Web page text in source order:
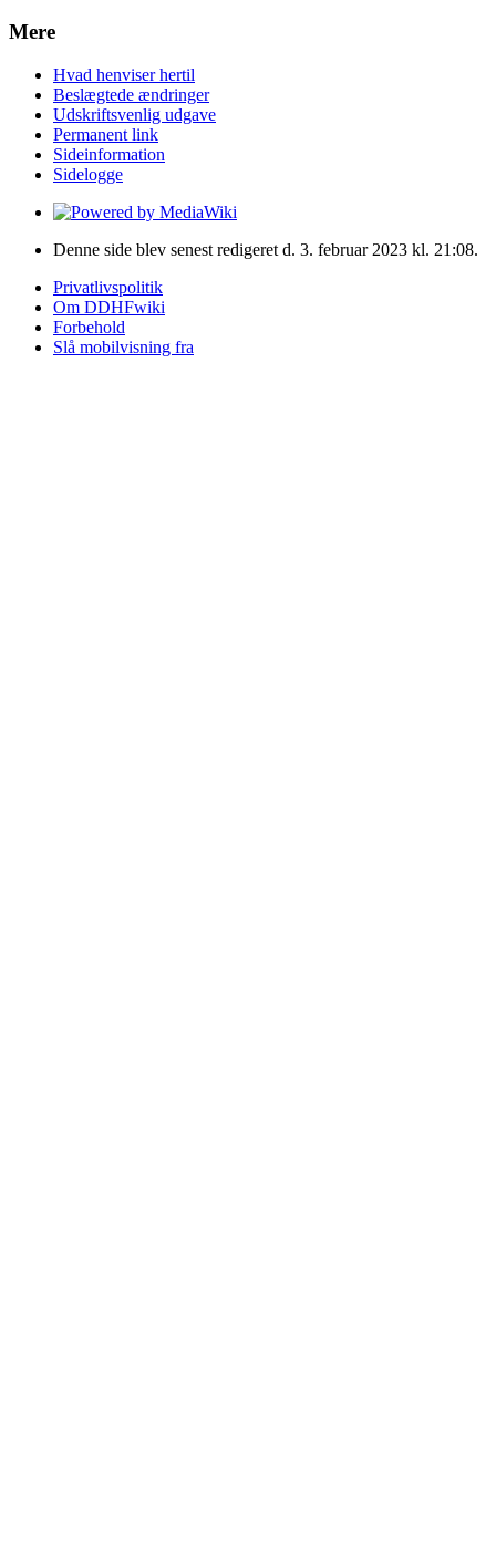
Mere
Hvad henviser hertil
Beslægtede ændringer
Udskriftsvenlig udgave
Permanent link
Sideinformation
Sidelogge
Denne side blev senest redigeret d. 3. februar 2023 kl. 21:08.
Privatlivspolitik
Om DDHFwiki
Forbehold
Slå mobilvisning fra